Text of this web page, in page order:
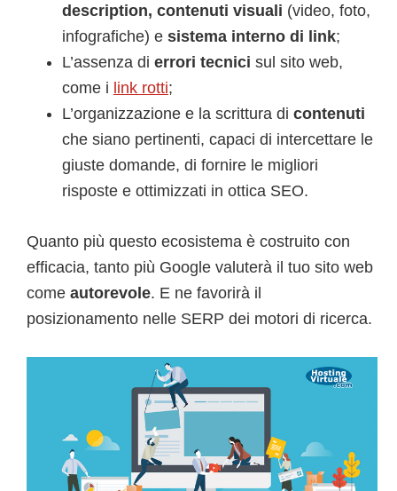
description, contenuti visuali (video, foto,
infografiche) e sistema interno di link;
L’assenza di errori tecnici sul sito web,
come i link rotti;
L’organizzazione e la scrittura di contenuti
che siano pertinenti, capaci di intercettare le
giuste domande, di fornire le migliori
risposte e ottimizzati in ottica SEO.
Quanto più questo ecosistema è costruito con
efficacia, tanto più Google valuterà il tuo sito web
come autorevole. E ne favorirà il
posizionamento nelle SERP dei motori di ricerca.